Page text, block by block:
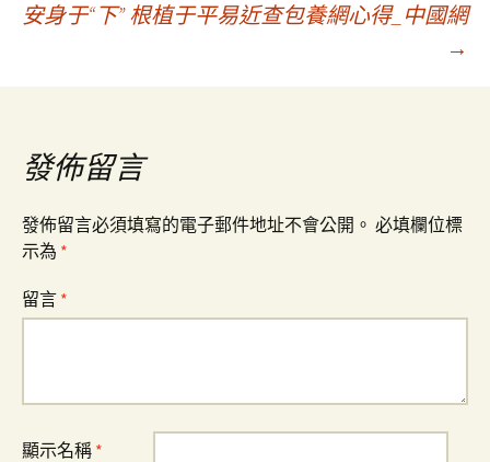
章
導
覽
安身于“下” 根植于平易近查包養網心得_中國網
→
發佈留言
發佈留言必須填寫的電子郵件地址不會公開。 必填欄位標
示為 *
留言 *
顯示名稱 *